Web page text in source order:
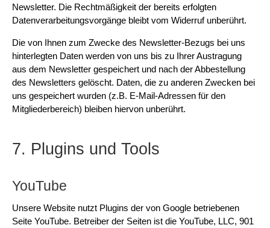
Newsletter. Die Rechtmäßigkeit der bereits erfolgten
Datenverarbeitungsvorgänge bleibt vom Widerruf unberührt.
Die von Ihnen zum Zwecke des Newsletter-Bezugs bei uns
hinterlegten Daten werden von uns bis zu Ihrer Austragung
aus dem Newsletter gespeichert und nach der Abbestellung
des Newsletters gelöscht. Daten, die zu anderen Zwecken bei
uns gespeichert wurden (z.B. E-Mail-Adressen für den
Mitgliederbereich) bleiben hiervon unberührt.
7. Plugins und Tools
YouTube
Unsere Website nutzt Plugins der von Google betriebenen
Seite YouTube. Betreiber der Seiten ist die YouTube, LLC, 901